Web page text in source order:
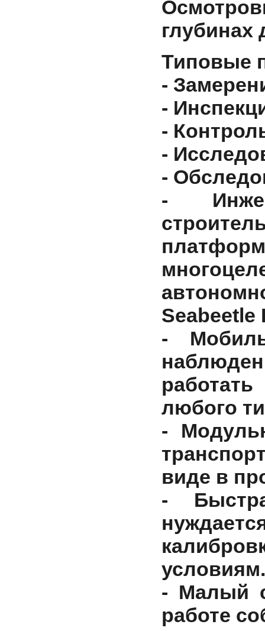
глубинах
Типовые
-
-
-
-
-
-
Seabeetle
-
любого
-
виде в
-
условиям.
- Малый
работе